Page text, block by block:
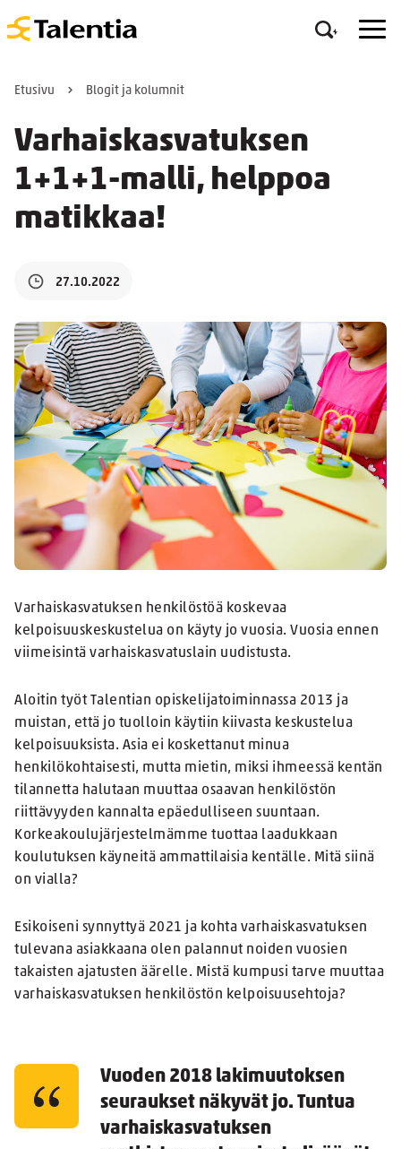
Etusivu Blogit ja kolumnit
Varhaiskasvatuksen
1+1+1-malli, helppoa
matikkaa!
27.10.2022
Varhaiskasvatuksen henkilöstöä koskevaa
kelpoisuuskeskustelua on käyty jo vuosia. Vuosia ennen
viimeisintä varhaiskasvatuslain uudistusta.
Aloitin työt Talentian opiskelijatoiminnassa 2013 ja
muistan, että jo tuolloin käytiin kiivasta keskustelua
kelpoisuuksista. Asia ei koskettanut minua
henkilökohtaisesti, mutta mietin, miksi ihmeessä kentän
tilannetta halutaan muuttaa osaavan henkilöstön
riittävyyden kannalta epäedulliseen suuntaan.
Korkeakoulujärjestelmämme tuottaa laadukkaan
koulutuksen käyneitä ammattilaisia kentälle. Mitä siinä
on vialla?
Esikoiseni synnyttyä 2021 ja kohta varhaiskasvatuksen
tulevana asiakkaana olen palannut noiden vuosien
takaisten ajatusten äärelle. Mistä kumpusi tarve muuttaa
varhaiskasvatuksen henkilöstön kelpoisuusehtoja?
Vuoden 2018 lakimuutoksen
seuraukset näkyvät jo. Tuntua
varhaiskasvatuksen